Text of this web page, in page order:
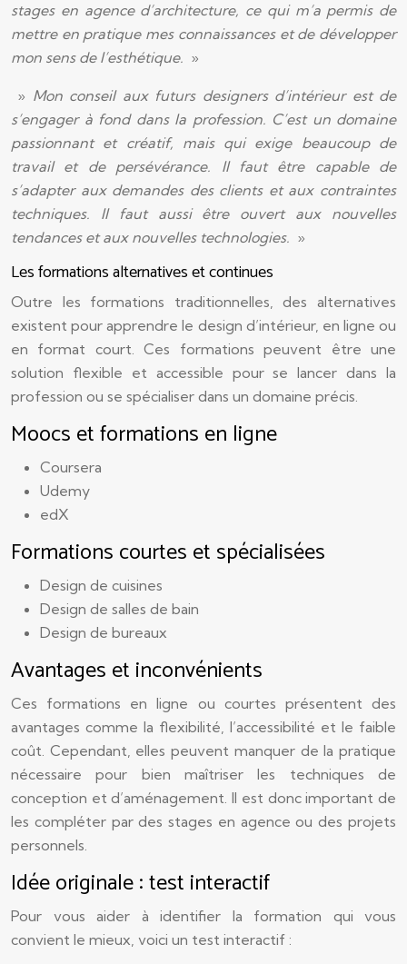
stages en agence d’architecture, ce qui m’a permis de
mettre en pratique mes connaissances et de développer
mon sens de l’esthétique. »
» Mon conseil aux futurs designers d’intérieur est de
s’engager à fond dans la profession. C’est un domaine
passionnant et créatif, mais qui exige beaucoup de
travail et de persévérance. Il faut être capable de
s’adapter aux demandes des clients et aux contraintes
techniques. Il faut aussi être ouvert aux nouvelles
tendances et aux nouvelles technologies. »
Les formations alternatives et continues
Outre les formations traditionnelles, des alternatives
existent pour apprendre le design d’intérieur, en ligne ou
en format court. Ces formations peuvent être une
solution flexible et accessible pour se lancer dans la
profession ou se spécialiser dans un domaine précis.
Moocs et formations en ligne
Coursera
Udemy
edX
Formations courtes et spécialisées
Design de cuisines
Design de salles de bain
Design de bureaux
Avantages et inconvénients
Ces formations en ligne ou courtes présentent des
avantages comme la flexibilité, l’accessibilité et le faible
coût. Cependant, elles peuvent manquer de la pratique
nécessaire pour bien maîtriser les techniques de
conception et d’aménagement. Il est donc important de
les compléter par des stages en agence ou des projets
personnels.
Idée originale : test interactif
Pour vous aider à identifier la formation qui vous
convient le mieux, voici un test interactif :